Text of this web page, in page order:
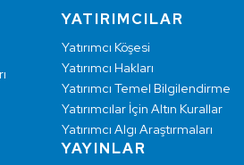
YATIRIMCILAR
Yatırımcı Köşesi
Yatırımcı Hakları
Yatırımcı Temel Bilgilendirme
Yatırımcılar İçin Altın Kurallar
Yatırımcı Algı Araştırmaları
YAYINLAR